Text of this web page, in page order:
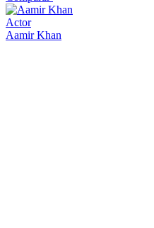
Actor
Aamir Khan